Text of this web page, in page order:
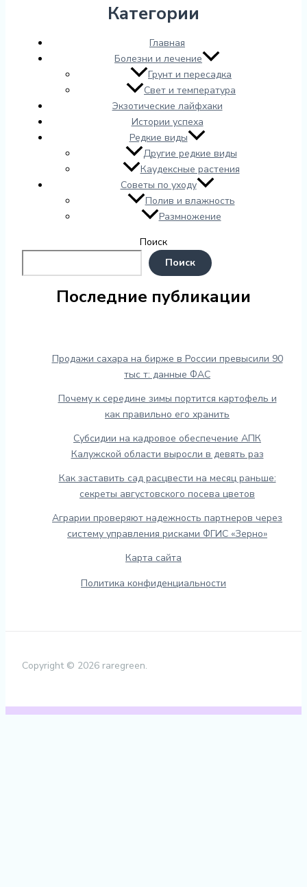
Категории
Главная
Болезни и лечение
Грунт и пересадка
Свет и температура
Экзотические лайфхаки
Истории успеха
Редкие виды
Другие редкие виды
Каудексные растения
Советы по уходу
Полив и влажность
Размножение
Поиск
Поиск
Последние публикации
Продажи сахара на бирже в России превысили 90
тыс т: данные ФАС
Почему к середине зимы портится картофель и
как правильно его хранить
Субсидии на кадровое обеспечение АПК
Калужской области выросли в девять раз
Как заставить сад расцвести на месяц раньше:
секреты августовского посева цветов
Аграрии проверяют надежность партнеров через
систему управления рисками ФГИС «Зерно»
Карта сайта
Политика конфиденциальности
Copyright © 2026 raregreen.